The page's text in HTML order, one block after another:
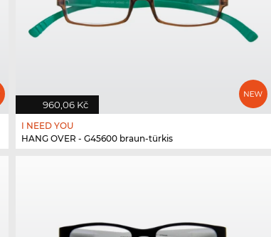
960,06 Kč
I NEED YOU
HANG OVER - G45600 braun-türkis